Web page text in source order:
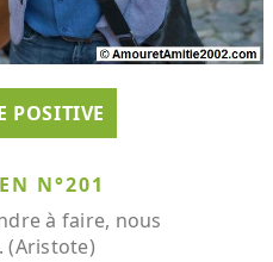
POSITIVE
N°201
à faire, nous
(Aristote)